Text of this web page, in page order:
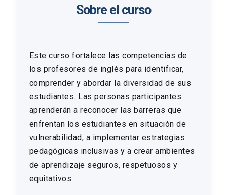
Sobre el curso
Este curso fortalece las competencias de
los profesores de inglés para identificar,
comprender y abordar la diversidad de sus
estudiantes. Las personas participantes
aprenderán a reconocer las barreras que
enfrentan los estudiantes en situación de
vulnerabilidad, a implementar estrategias
pedagógicas inclusivas y a crear ambientes
de aprendizaje seguros, respetuosos y
equitativos.